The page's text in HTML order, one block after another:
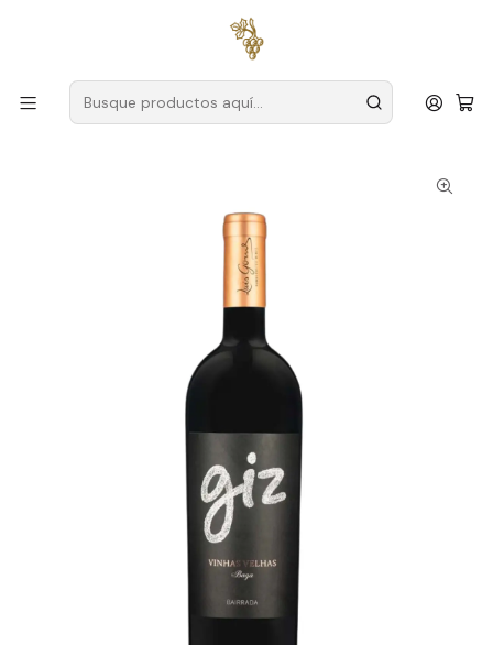
para pedidos superiores a
Productores Bairrada
Tiza de Luis Gomes
Giz Vinhas Velhas 2023 Bairrada Rosé 75cl